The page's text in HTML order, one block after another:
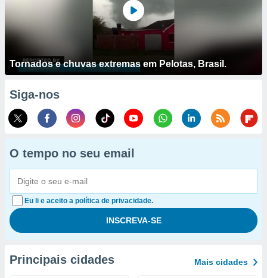
Tornados e chuvas extremas em Pelotas, Brasil.
Siga-nos
O tempo no seu email
Eu li e aceito a política de privacidade.
Principais cidades Mais cidades